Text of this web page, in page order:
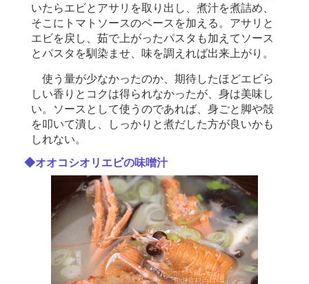
いたらエビとアサリを取り出し、煮汁を煮詰め、
そこにトマトソースのベースを加える。アサリと
エビを戻し、茹で上がったパスタも加えてソース
とパスタを馴染ませ、味を調えれば出来上がり。
使う量が少なかったのか、期待したほどエビら
しい香りとコクは得られなかったが、身は美味し
い。ソースとして使うのであれば、身ごと脚や殻
を叩いて潰し、しっかりと煮だした方が良いかも
しれない。
◆オオコシオリエビの味噌汁